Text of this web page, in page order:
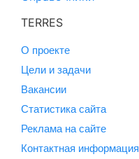
TERRES
О проекте
Цели и задачи
Вакансии
Статистика сайта
Реклама на сайте
Контактная информация